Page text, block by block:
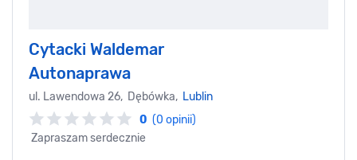
Cytacki Waldemar
Autonaprawa
ul. Lawendowa 26, Dębówka, Lublin
0 (0 opinii)
Zapraszam serdecznie